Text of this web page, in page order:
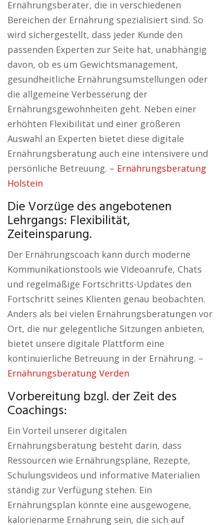
Ernährungsberater, die in verschiedenen
Bereichen der Ernährung spezialisiert sind. So
wird sichergestellt, dass jeder Kunde den
passenden Experten zur Seite hat, unabhängig
davon, ob es um Gewichtsmanagement,
gesundheitliche Ernährungsumstellungen oder
die allgemeine Verbesserung der
Ernährungsgewohnheiten geht. Neben einer
erhöhten Flexibilität und einer größeren
Auswahl an Experten bietet diese digitale
Ernährungsberatung auch eine intensivere und
persönliche Betreuung. – Ernährungsberatung
Holstein
Die Vorzüge des angebotenen
Lehrgangs: Flexibilität,
Zeiteinsparung.
Der Ernährungscoach kann durch moderne
Kommunikationstools wie Videoanrufe, Chats
und regelmäßige Fortschritts-Updates den
Fortschritt seines Klienten genau beobachten.
Anders als bei vielen Ernährungsberatungen vor
Ort, die nur gelegentliche Sitzungen anbieten,
bietet unsere digitale Plattform eine
kontinuierliche Betreuung in der Ernährung. –
Ernährungsberatung Verden
Vorbereitung bzgl. der Zeit des
Coachings:
Ein Vorteil unserer digitalen
Ernährungsberatung besteht darin, dass
Ressourcen wie Ernährungspläne, Rezepte,
Schulungsvideos und informative Materialien
ständig zur Verfügung stehen. Ein
Ernährungsplan könnte eine ausgewogene,
kalorienarme Ernährung sein, die sich auf